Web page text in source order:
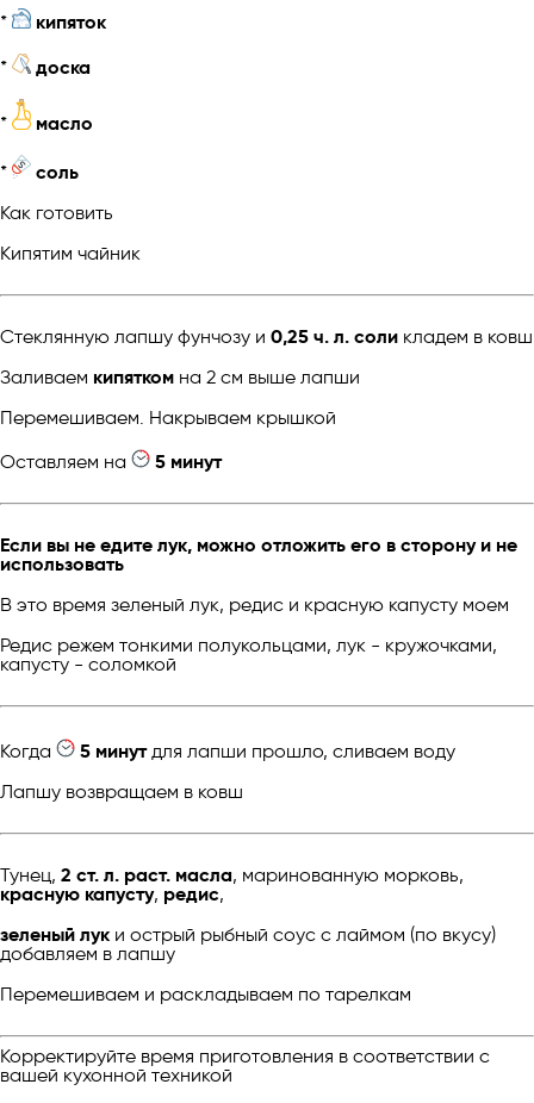
*
кипяток
*
доска
* масло
*
соль
Как готовить
Кипятим чайник
Стеклянную лапшу фунчозу и 0,25 ч. л. соли кладем в ковш
Заливаем кипятком на 2 см выше лапши
Перемешиваем. Накрываем крышкой
Оставляем на
5 минут
Если вы не едите лук, можно отложить его в сторону и не
использовать
В это время зеленый лук, редис и красную капусту моем
Редис режем тонкими полукольцами, лук - кружочками,
капусту - соломкой
Когда 5 минутдля лапши прошло, сливаем воду
Лапшу возвращаем в ковш
Тунец, 2 ст. л. раст. масла, маринованную морковь,
красную капусту, редис,
зеленый лук и острый рыбный соус с лаймом (по вкусу)
добавляем в лапшу
Перемешиваем и раскладываем по тарелкам
Корректируйте время приготовления в соответствии с
вашей кухонной техникой